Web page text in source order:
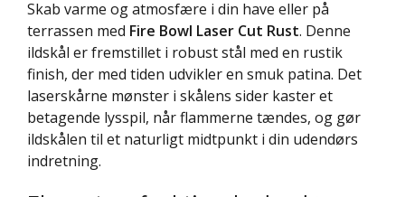
Skab varme og atmosfære i din have eller på
terrassen med Fire Bowl Laser Cut Rust. Denne
ildskål er fremstillet i robust stål med en rustik
finish, der med tiden udvikler en smuk patina. Det
laserskårne mønster i skålens sider kaster et
betagende lysspil, når flammerne tændes, og gør
ildskålen til et naturligt midtpunkt i din udendørs
indretning.